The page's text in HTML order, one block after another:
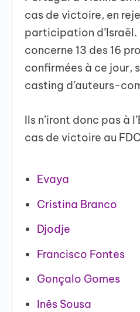
cas de victoire, en
participation d’Israël.
concerne 13 des 16
confirmées à ce jour,
casting d’auteurs-
Ils n’iront donc pas à
cas de victoire au
Evaya
Cristina Branco
Djodje
Francisco Fontes
Gonçalo Gomes
Inês Sousa